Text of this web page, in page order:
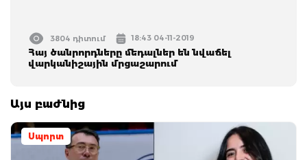
3804 դիտում 18:43 04-11-2019
Հայ ծանրորդները մեդալներ են նվաճել
վարկանիշային մրցաշարում
Այս բաժնից
Սպորտ